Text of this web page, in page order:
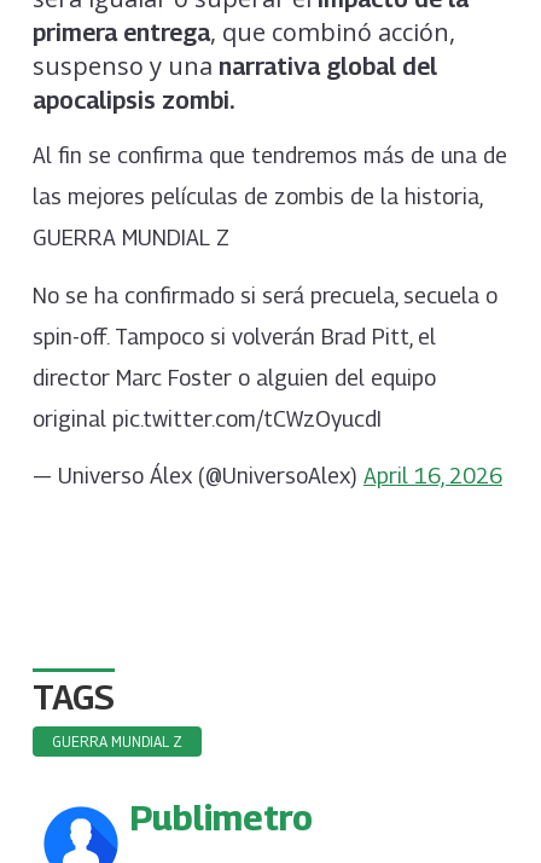
primera entrega, que combinó acción,
suspenso y una narrativa global del
apocalipsis zombi.
Al fin se confirma que tendremos más de una de
las mejores películas de zombis de la historia,
GUERRA MUNDIAL Z
No se ha confirmado si será precuela, secuela o
spin-off. Tampoco si volverán Brad Pitt, el
director Marc Foster o alguien del equipo
original pic.twitter.com/tCWzOyucdI
— Universo Álex (@UniversoAlex) April 16, 2026
TAGS
GUERRA MUNDIAL Z
Publimetro